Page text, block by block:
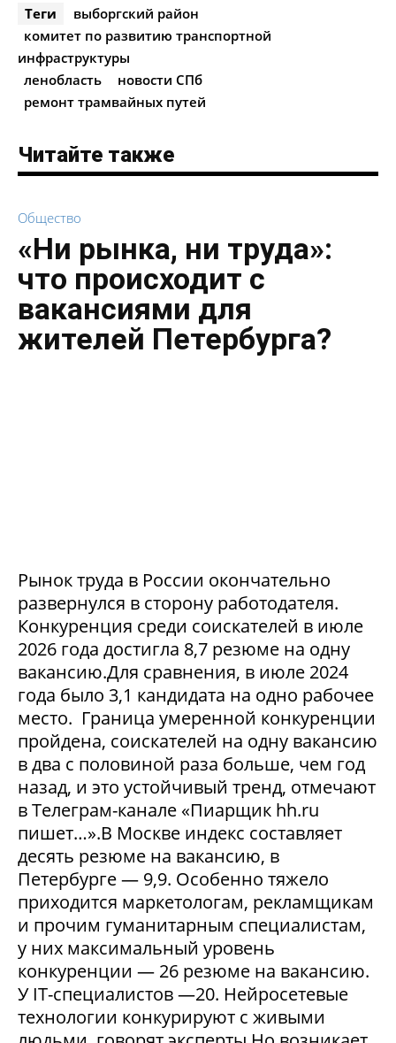
Теги
выборгский район
комитет по развитию транспортной
инфраструктуры
ленобласть
новости СПб
ремонт трамвайных путей
Читайте также
Общество
«Ни рынка, ни труда»:
что происходит с
вакансиями для
жителей Петербурга?
Рынок труда в России окончательно
развернулся в сторону работодателя.
Конкуренция среди соискателей в июле
2026 года достигла 8,7 резюме на одну
вакансию.Для сравнения, в июле 2024
года было 3,1 кандидата на одно рабочее
место. Граница умеренной конкуренции
пройдена, соискателей на одну вакансию
в два с половиной раза больше, чем год
назад, и это устойчивый тренд, отмечают
в Телеграм-канале «Пиарщик hh.ru
пишет…».В Москве индекс составляет
десять резюме на вакансию, в
Петербурге — 9,9. Особенно тяжело
приходится маркетологам, рекламщикам
и прочим гуманитарным специалистам,
у них максимальный уровень
конкуренции — 26 резюме на вакансию.
У IT-специалистов —20. Нейросетевые
технологии конкурируют с живыми